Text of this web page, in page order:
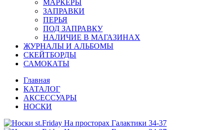
МАРКЕРЫ
ЗАПРАВКИ
ПЕРЬЯ
ПОД ЗАПРАВКУ
НАЛИЧИЕ В МАГАЗИНАХ
ЖУРНАЛЫ И АЛЬБОМЫ
СКЕЙТБОРДЫ
САМОКАТЫ
Главная
КАТАЛОГ
АКСЕССУАРЫ
НОСКИ